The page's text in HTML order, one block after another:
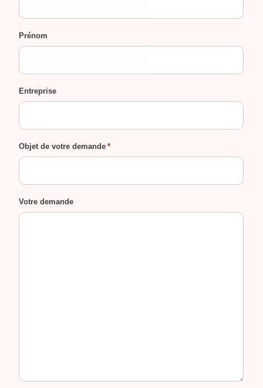
Prénom
Entreprise
Objet de votre demande *
Votre demande